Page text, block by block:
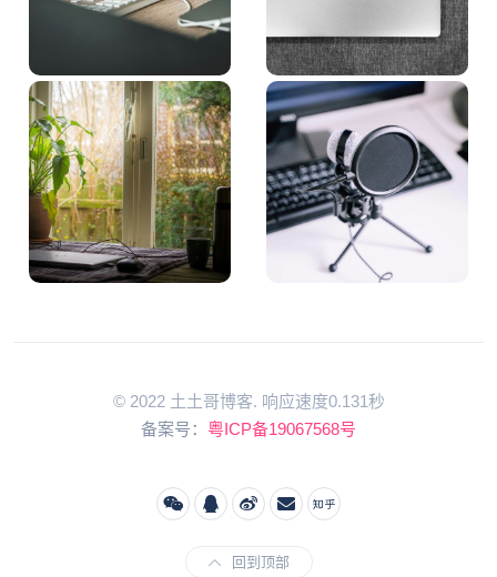
© 2022 土土哥博客. 响应速度0.131秒
备案号： 粤ICP备19067568号
回到顶部